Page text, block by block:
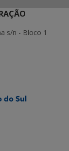
s/n - Bloco 1